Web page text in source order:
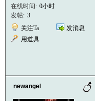
在线时间: 0小时
发帖: 3
关注Ta
发消息
用道具
newangel